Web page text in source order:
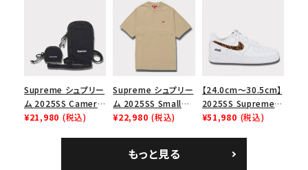
ューズ ホワイト
イヤーリリーフボック
スロゴTシャツ ホワ
イト 白
Supreme シュプリー
ム 2025SS Camera
Bag + Mini Pouch
¥21,980 (税込)
Supreme シュプリー
ム 2025SS Small
Box Tee スモールボ
¥22,980 (税込)
【24.0cm～30.5cm】
2025SS Supreme
GOODENOUGH
ムグッドイナフ ナイキ
¥51,980 (税込)
もっと見る